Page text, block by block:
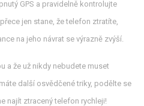
GPS a pravidelně kontrolujte
jen stane, že telefon ztratíte,
na jeho návrat se výrazně zvýší.
a že už nikdy nebudete muset
další osvědčené triky, podělte se
najít ztracený telefon rychleji!